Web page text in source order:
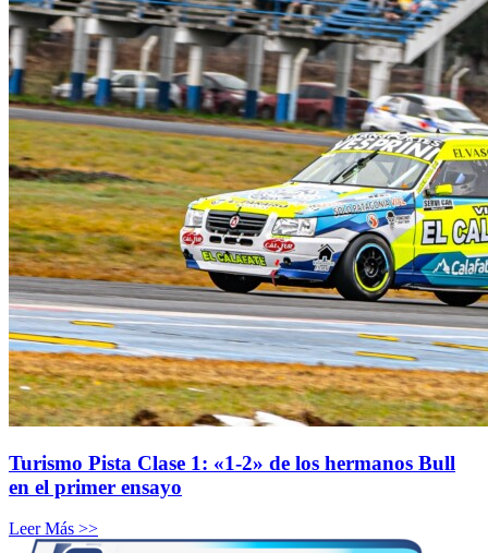
Turismo Pista Clase 1: «1-2» de los hermanos Bull
en el primer ensayo
Leer Más >>